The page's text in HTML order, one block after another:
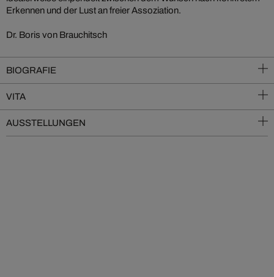
Erkennen und der Lust an freier Assoziation.
Dr. Boris von Brauchitsch
BIOGRAFIE
VITA
AUSSTELLUNGEN